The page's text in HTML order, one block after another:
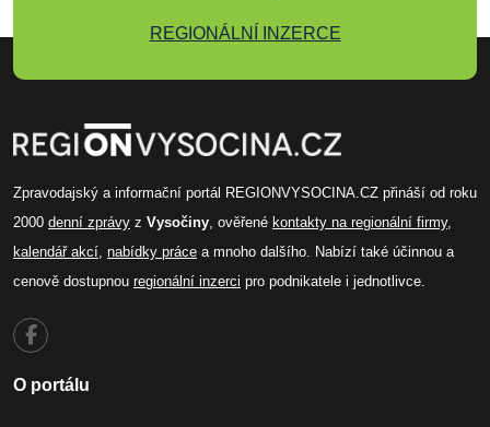
REGIONÁLNÍ INZERCE
Zpravodajský a informační portál REGIONVYSOCINA.CZ přináší od roku
2000 denní zprávy z Vysočiny , ověřené kontakty na regionální firmy,
kalendář akcí nabídky práce a mnoho dalšího. Nabízí také účinnou a
cenově dostupnou regionální inzerci pro podnikatele i jednotlivce.
O portálu